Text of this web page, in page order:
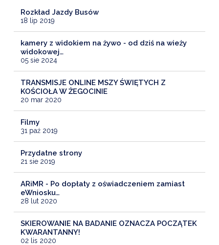
Rozkład Jazdy Busów
18 lip 2019
kamery z widokiem na żywo - od dziś na wieży
widokowej…
05 sie 2024
TRANSMISJE ONLINE MSZY ŚWIĘTYCH Z
KOŚCIOŁA W ŻEGOCINIE
20 mar 2020
Filmy
31 paź 2019
Przydatne strony
21 sie 2019
ARiMR - Po dopłaty z oświadczeniem zamiast
eWniosku…
28 lut 2020
SKIEROWANIE NA BADANIE OZNACZA POCZĄTEK
KWARANTANNY!
02 lis 2020